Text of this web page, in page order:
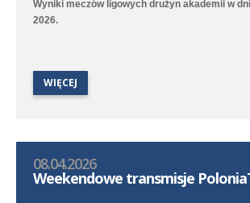
Wyniki meczów ligowych drużyn akademii w
2026.
WIĘCEJ
08.04.2026
Weekendowe transmisje